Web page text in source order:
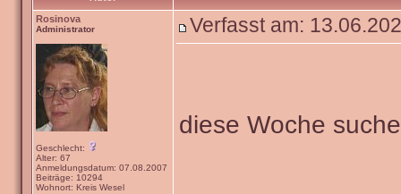
Rosinova
Administrator
Geschlecht:
Alter: 67
Anmeldungsdatum: 07.08.2007
Beiträge: 10294
Wohnort: Kreis Wesel
Verfasst am:
diese Woche